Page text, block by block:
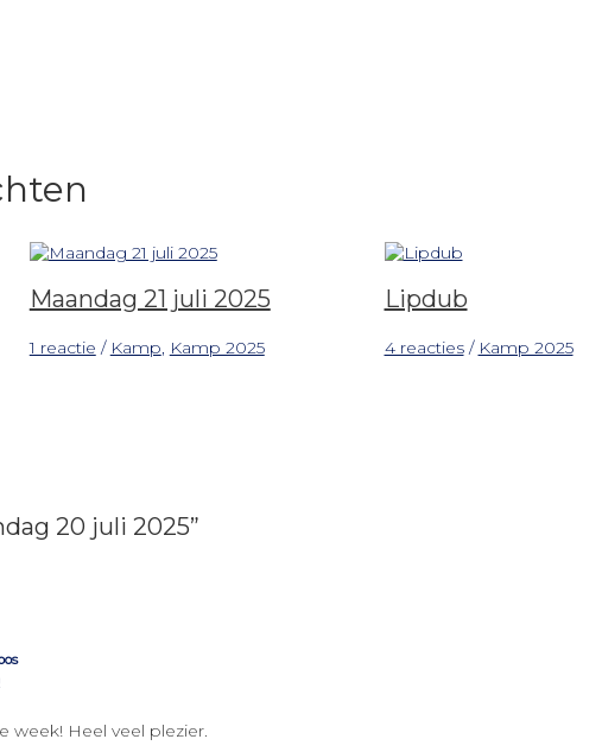
Maandag 21 juli 2025
1 reactie / Kamp, Kamp 2025
Lipdub
4 reacties / Kamp 2025
20 juli 2025”
week! Heel veel plezier.